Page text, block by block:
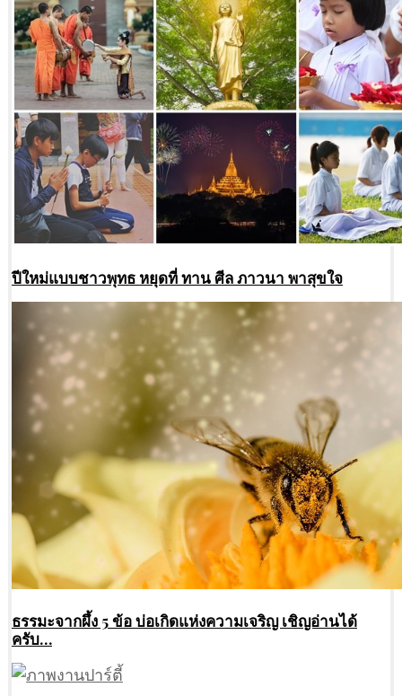
ปีใหม่แบบชาวพุทธ หยุดที่ ทาน ศีล ภาวนา พาสุขใจ
ธรรมะจากผึ้ง 5 ข้อ บ่อเกิดแห่งความเจริญ เชิญอ่านได้
ครับ…